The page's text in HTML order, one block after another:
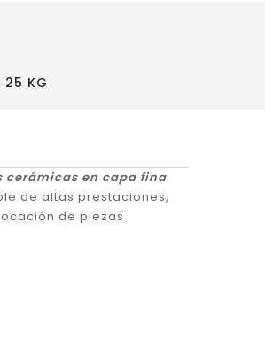
25 KG
cerámicas en capa fina
de altas prestaciones,
de piezas